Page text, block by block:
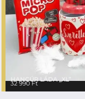
HANCÚR LÁDA „XL”
32 990Ft